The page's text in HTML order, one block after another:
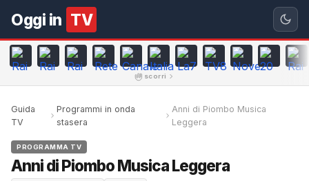
Oggi in TV
scorri
Guida
TV
Programmi in onda
stasera
Anni di Piombo Musica
Leggera
PROGRAMMA TV
Anni di Piombo Musica Leggera